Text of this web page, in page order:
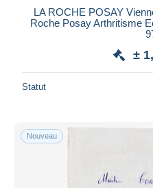
iDeal
Maestro
Résidence du vendeur
Monde entier
LA ROCHE POSAY
Roche Posay Arthritisme
±
Statut
Nouveau